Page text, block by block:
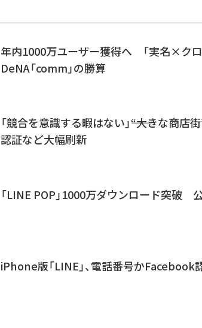
年内1000万ユーザー獲得へ 「実名×クロ
DeNA「comm」の勝算
「競合を意識する暇はない」――“大きな商店
認証など大幅刷新
「LINE POP」1000万ダウンロード突破
iPhone版「LINE」、電話番号かFacebook